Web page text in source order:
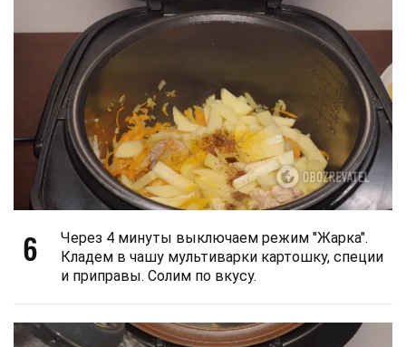
6
Через 4 минуты выключаем режим "Жарка".
Кладем в чашу мультиварки картошку, специи
и приправы. Солим по вкусу.